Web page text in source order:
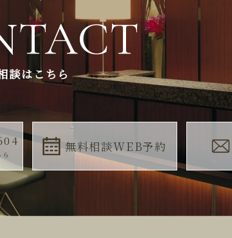
談はこちら
無料相談WEB予約